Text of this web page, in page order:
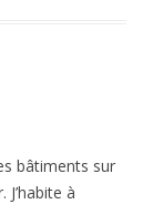
bâtiments sur
à